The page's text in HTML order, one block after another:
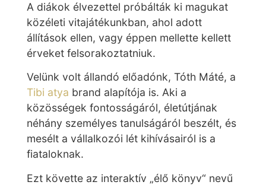
A diákok élvezettel próbálták ki magukat
közéleti vitajátékunkban, ahol adott
állítások ellen, vagy éppen mellette kellett
érveket felsorakoztatniuk.
Velünk volt állandó előadónk, Tóth Máté, a
Tibi atya brand alapítója is. Aki a
közösségek fontosságáról, életútjának
néhány személyes tanulságáról beszélt, és
mesélt a vállalkozói lét kihívásairól is a
fiataloknak.
Ezt követte az interaktív „élő könyv“ nevű